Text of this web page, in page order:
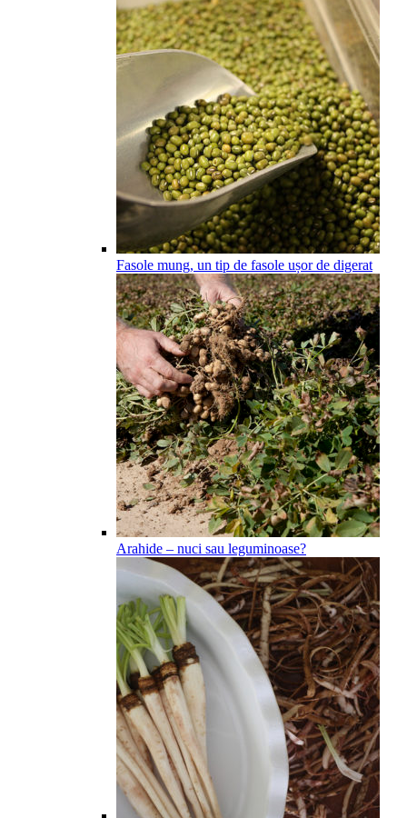
Fasole mung, un tip de fasole ușor de digerat
Arahide – nuci sau leguminoase?